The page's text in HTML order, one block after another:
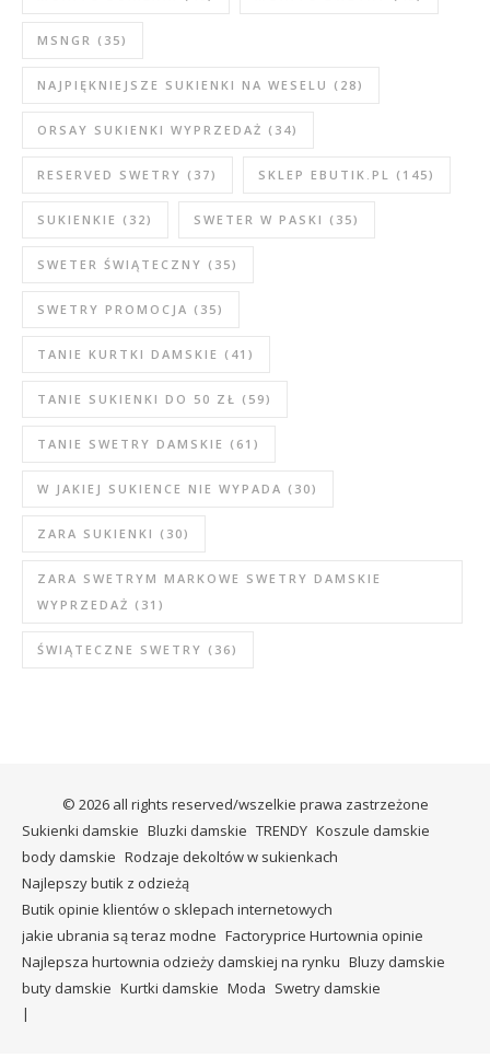
MSNGR (35)
NAJPIĘKNIEJSZE SUKIENKI NA WESELU (28)
ORSAY SUKIENKI WYPRZEDAŻ (34)
RESERVED SWETRY (37) SKLEP EBUTIK.PL (145)
SUKIENKIE (32) SWETER W PASKI (35)
SWETER ŚWIĄTECZNY (35)
SWETRY PROMOCJA (35)
TANIE KURTKI DAMSKIE (41)
TANIE SUKIENKI DO 50 ZŁ (59)
TANIE SWETRY DAMSKIE (61)
W JAKIEJ SUKIENCE NIE WYPADA (30)
ZARA SUKIENKI (30)
ZARA SWETRYM MARKOWE SWETRY DAMSKIE
WYPRZEDAŻ (31)
ŚWIĄTECZNE SWETRY (36)
© 2026 all rights reserved/wszelkie prawa zastrzeżone
Sukienki damskie Bluzki damskie TRENDY Koszule damskie
body damskie Rodzaje dekoltów w sukienkach
Najlepszy butik z odzieżą
Butik opinie klientów o sklepach internetowych
jakie ubrania są teraz modne Factoryprice Hurtownia opinie
Najlepsza hurtownia odzieży damskiej na rynku Bluzy damskie
buty damskie Kurtki damskie Moda Swetry damskie